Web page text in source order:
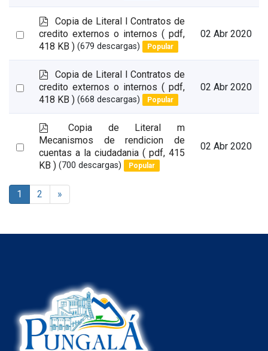
Select
p
d
f
Copia de Literal l Contratos de
credito externos o internos ( pdf,
418 KB ) (679 descargas) Popular
02 Abr 2020
Select
p
d
f
Copia de Literal l Contratos de
credito externos o internos ( pdf,
418 KB ) (668 descargas) Popular
02 Abr 2020
Select
p
d
f
Copia de Literal m
Mecanismos de rendicion de
cuentas a la ciudadania ( pdf, 415
KB ) (700 descargas) Popular
02 Abr 2020
1 2 »